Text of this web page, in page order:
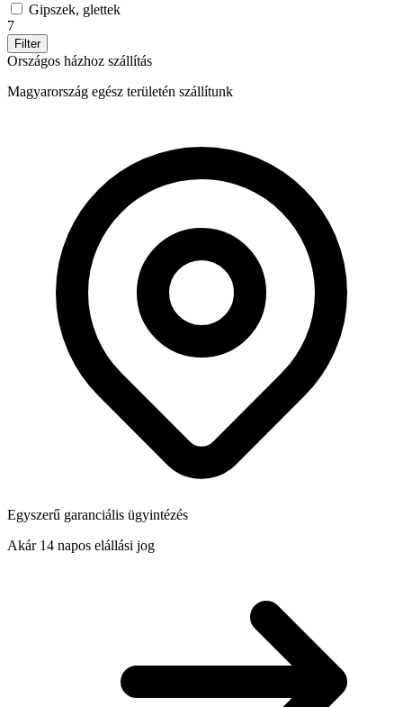
Gipszek, glettek
7
Filter
Országos házhoz szállítás
Magyarország egész területén szállítunk
Egyszerű garanciális ügyintézés
Akár 14 napos elállási jog